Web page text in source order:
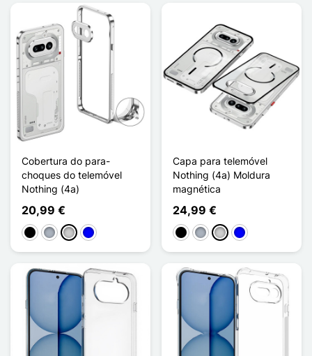
Cobertura do para-
choques do telemóvel
Nothing (4a)
20,99 €
PretoCinzento
PrataAzul
Capa para telemóvel
Nothing (4a) Moldura
magnética
24,99 €
PretoCinzento
PrataAzul